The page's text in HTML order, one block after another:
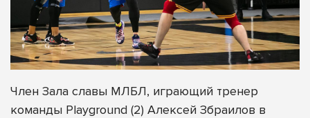
Член Зала славы МЛБЛ, играющий тренер
команды Playground (2) Алексей Збраилов в